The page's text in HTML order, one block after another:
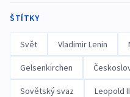
ŠTÍTKY
Svět Vladimir Lenin
Gelsenkirchen
Sovětský svaz Leopold